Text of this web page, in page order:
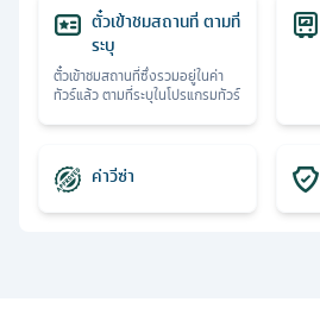
ตั๋วเข้าชมสถานที่ ตามที่
ระบุ
ตั๋วเข้าชมสถานที่ซึ่งรวมอยู่ในค่า
ทัวร์แล้ว ตามที่ระบุในโปรแกรมทัวร์
ค่าวีซ่า